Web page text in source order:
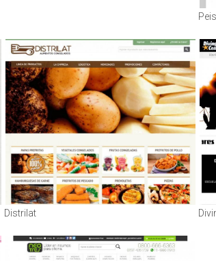
Distrilat